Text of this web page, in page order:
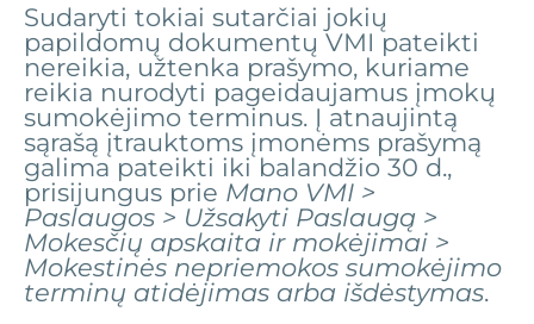
Sudaryti tokiai sutarčiai jokių
papildomų dokumentų VMI pateikti
nereikia, užtenka prašymo, kuriame
reikia nurodyti pageidaujamus įmokų
sumokėjimo terminus. Į atnaujintą
sąrašą įtrauktoms įmonėms prašymą
galima pateikti iki balandžio 30 d.,
prisijungus prie Mano VMI >
Paslaugos > Užsakyti Paslaugą >
Mokesčių apskaita ir mokėjimai >
Mokestinės nepriemokos sumokėjimo
terminų atidėjimas arba išdėstymas.